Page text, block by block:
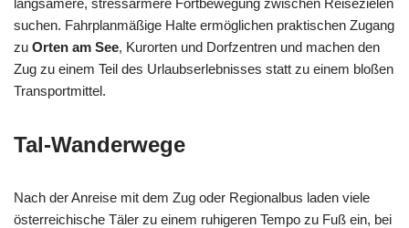
langsamere, stressärmere Fortbewegung zwischen Reisezielen
suchen. Fahrplanmäßige Halte ermöglichen praktischen Zugang
zu Orten am See, Kurorten und Dorfzentren und machen den
Zug zu einem Teil des Urlaubserlebnisses statt zu einem bloßen
Transportmittel.
Tal-Wanderwege
Nach der Anreise mit dem Zug oder Regionalbus laden viele
österreichische Täler zu einem ruhigeren Tempo zu Fuß ein, bei